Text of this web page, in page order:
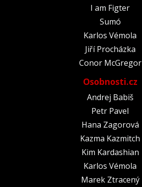
I am Figter
Sumó
Karlos Vémola
Jiří Procházka
Conor McGregor
Osobnosti.cz
Andrej Babiš
Petr Pavel
Hana Zagorová
Kazma Kazmitch
Kim Kardashian
Karlos Vémola
Marek Ztracený